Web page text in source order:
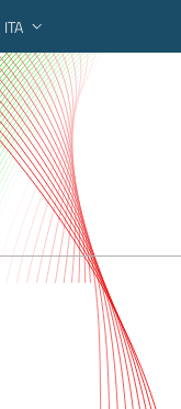
ITA